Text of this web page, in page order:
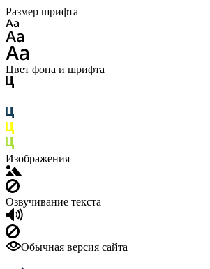
Размер шрифта
Цвет фона и шрифта
Изображения
Озвучивание текста
Обычная версия сайта